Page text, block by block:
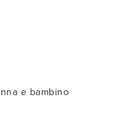
e bambino